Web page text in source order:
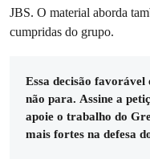
JBS. O material aborda
cumpridas do grupo.
Essa decisão
não para. Assine a
apoie o trabalho do
mais fortes na defesa